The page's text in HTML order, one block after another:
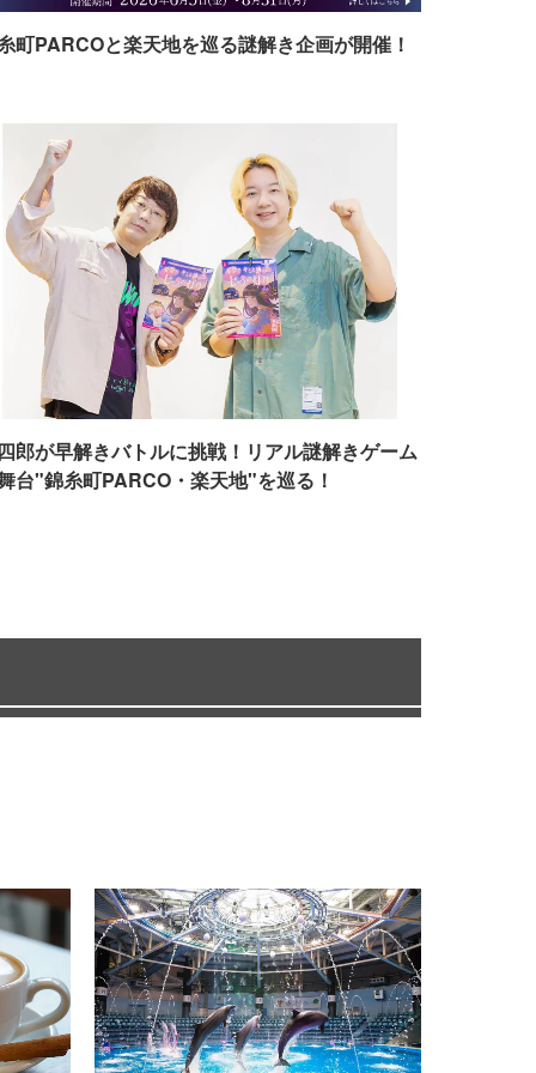
町PARCOと楽天地を巡る謎解き企画が開催！
郎が早解きバトルに挑戦！リアル謎解きゲーム
台"錦糸町PARCO・楽天地"を巡る！